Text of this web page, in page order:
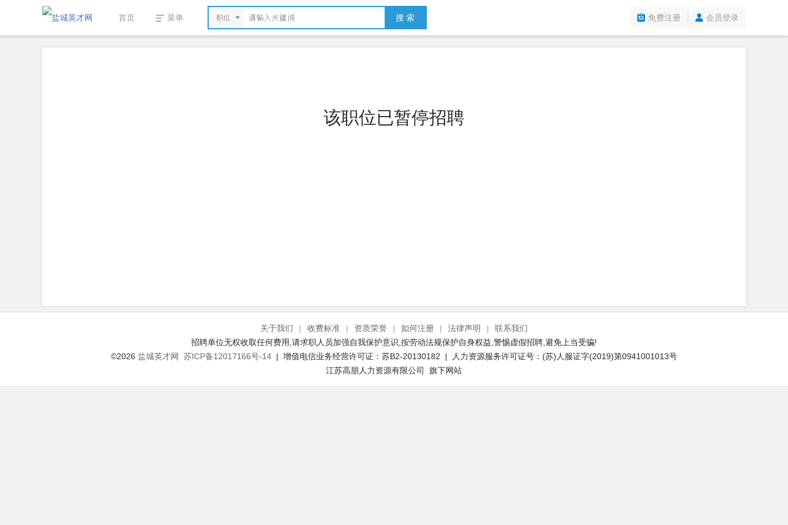
首页 菜单 职位 搜 索 免费注册 会员登录
该职位已暂停招聘
关于我们 | 收费标准 | 资质荣誉 | 如何注册 | 法律声明 |
联系我们
招聘单位无权收取任何费用,请求职人员加强自我保护意识,按劳动法规保护自身权益,警惕虚假招聘,避免上当受骗!
©2026 盐城英才网 苏ICP备12017166号-14 | 增值电信业务经营许可证：苏B2-20130182 | 人力资源服务许可证号：(苏)人服证字(2019)第0941001013号
江苏高朋人力资源有限公司 旗下网站